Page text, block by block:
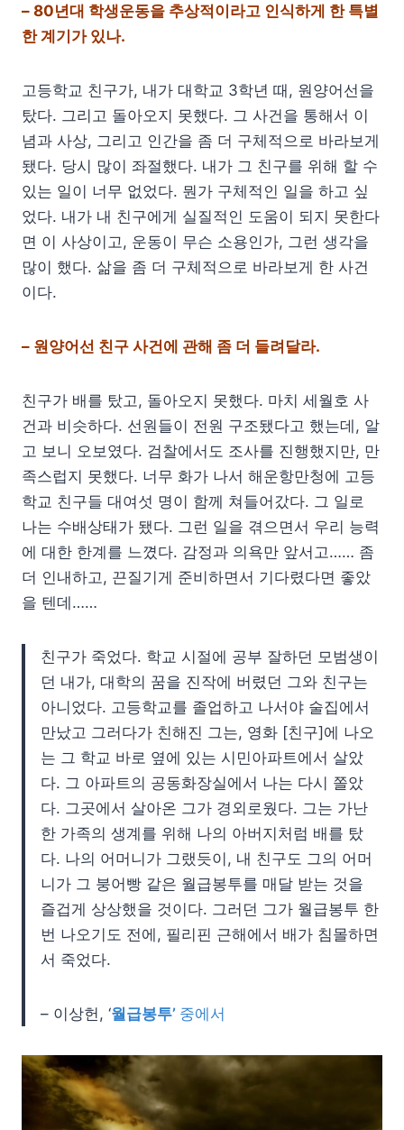
– 80년대 학생운동을 추상적이라고 인식하게 한 특별
한 계기가 있나.
고등학교 친구가, 내가 대학교 3학년 때, 원양어선을
탔다. 그리고 돌아오지 못했다. 그 사건을 통해서 이
념과 사상, 그리고 인간을 좀 더 구체적으로 바라보게
됐다. 당시 많이 좌절했다. 내가 그 친구를 위해 할 수
있는 일이 너무 없었다. 뭔가 구체적인 일을 하고 싶
었다. 내가 내 친구에게 실질적인 도움이 되지 못한다
면 이 사상이고, 운동이 무슨 소용인가, 그런 생각을
많이 했다. 삶을 좀 더 구체적으로 바라보게 한 사건
이다.
– 원양어선 친구 사건에 관해 좀 더 들려달라.
친구가 배를 탔고, 돌아오지 못했다. 마치 세월호 사
건과 비슷하다. 선원들이 전원 구조됐다고 했는데, 알
고 보니 오보였다. 검찰에서도 조사를 진행했지만, 만
족스럽지 못했다. 너무 화가 나서 해운항만청에 고등
학교 친구들 대여섯 명이 함께 쳐들어갔다. 그 일로
나는 수배상태가 됐다. 그런 일을 겪으면서 우리 능력
에 대한 한계를 느꼈다. 감정과 의욕만 앞서고…… 좀
더 인내하고, 끈질기게 준비하면서 기다렸다면 좋았
을 텐데……
친구가 죽었다. 학교 시절에 공부 잘하던 모범생이
던 내가, 대학의 꿈을 진작에 버렸던 그와 친구는
아니었다. 고등학교를 졸업하고 나서야 술집에서
만났고 그러다가 친해진 그는, 영화 [친구]에 나오
는 그 학교 바로 옆에 있는 시민아파트에서 살았
다. 그 아파트의 공동화장실에서 나는 다시 쫄았
다. 그곳에서 살아온 그가 경외로웠다. 그는 가난
한 가족의 생계를 위해 나의 아버지처럼 배를 탔
다. 나의 어머니가 그랬듯이, 내 친구도 그의 어머
니가 그 붕어빵 같은 월급봉투를 매달 받는 것을
즐겁게 상상했을 것이다. 그러던 그가 월급봉투 한
번 나오기도 전에, 필리핀 근해에서 배가 침몰하면
서 죽었다.
– 이상헌, ‘월급봉투’ 중에서